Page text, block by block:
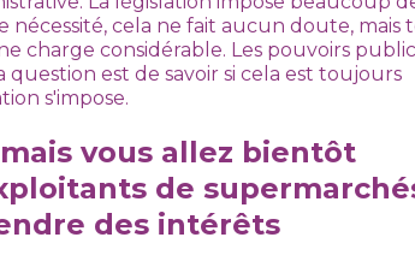
cela ne fait aucun doute, mais
charge considérable. Les pouvoirs
est de savoir si cela est toujours
s'impose.
vous allez bientôt
de
des intérêts